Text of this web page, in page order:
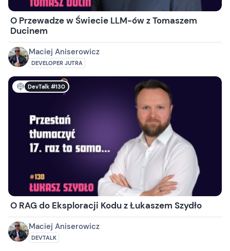
O Przewadze w Świecie LLM-ów z Tomaszem
Ducinem
Maciej Aniserowicz
DEVELOPER JUTRA
DevTalk #130
O RAG do Eksploracji Kodu z Łukaszem Szydło
Maciej Aniserowicz
DEVTALK